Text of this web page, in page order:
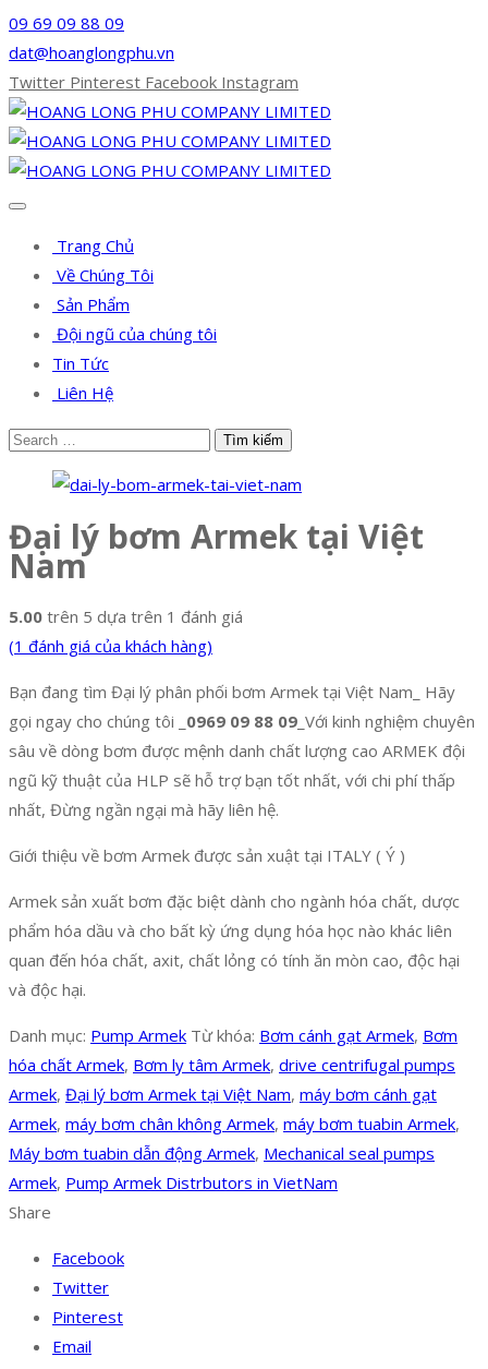
09 69 09 88 09
dat@hoanglongphu.vn
Twitter Pinterest Facebook Instagram
Trang Chủ
Về Chúng Tôi
Sản Phẩm
Đội ngũ của chúng tôi
Tin Tức
Liên Hệ
Đại lý bơm Armek tại Việt
Nam
5.00 trên 5 dựa trên 1 đánh giá
(1 đánh giá của khách hàng)
Bạn đang tìm Đại lý phân phối bơm Armek tại Việt Nam_ Hãy
gọi ngay cho chúng tôi _ 0969 09 88 09 _Với kinh nghiệm chuyên
sâu về dòng bơm được mệnh danh chất lượng cao ARMEK đội
ngũ kỹ thuật của HLP sẽ hỗ trợ bạn tốt nhất, với chi phí thấp
nhất, Đừng ngần ngại mà hãy liên hệ.
Giới thiệu về bơm Armek được sản xuật tại ITALY ( Ý )
Armek sản xuất bơm đặc biệt dành cho ngành hóa chất, dược
phẩm hóa dầu và cho bất kỳ ứng dụng hóa học nào khác liên
quan đến hóa chất, axit, chất lỏng có tính ăn mòn cao, độc hại
và độc hại.
Danh mục: Pump Armek Từ khóa: Bơm cánh gạt Armek, Bơm
hóa chất Armek, Bơm ly tâm Armek, drive centrifugal pumps
Armek, Đại lý bơm Armek tại Việt Nam, máy bơm cánh gạt
Armek, máy bơm chân không Armek, máy bơm tuabin Armek,
Máy bơm tuabin dẫn động Armek, Mechanical seal pumps
Armek, Pump Armek Distrbutors in VietNam
Share
Facebook
Twitter
Pinterest
Email